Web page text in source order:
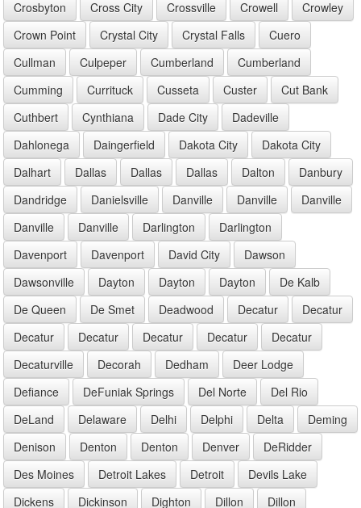
Crosbyton
Cross City Crossville Crowell
Crowley
Crown Point
Crystal City Crystal Falls
Cuero
Cullman
Culpeper Cumberland
Cumberland
Cumming
Currituck Cusseta Custer
Cut Bank
Cuthbert
Cynthiana Dade City
Dadeville
Dahlonega
Daingerfield Dakota City
Dakota City
Dalhart
Dallas Dallas Dallas Dalton
Danbury
Dandridge
Danielsville Danville Danville
Danville
Danville
Danville Darlington
Darlington
Davenport
Davenport David City
Dawson
Dawsonville
Dayton Dayton Dayton
De Kalb
De Queen
De Smet Deadwood Decatur
Decatur
Decatur
Decatur Decatur Decatur
Decatur
Decaturville
Decorah Dedham
Deer Lodge
Defiance
DeFuniak Springs Del Norte
Del Rio
DeLand
Delaware Delhi Delphi Delta
Deming
Denison
Denton Denton Denver
DeRidder
Des Moines
Detroit Lakes Detroit
Devils Lake
Dickens
Dickinson Dighton Dillon
Dillon